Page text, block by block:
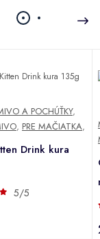
A POCHÚŤKY,
, PRE MAČIATKA,
Drink kura
5/5